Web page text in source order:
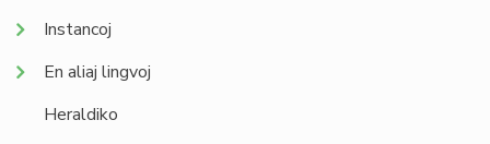
Instancoj
En aliaj lingvoj
Heraldiko